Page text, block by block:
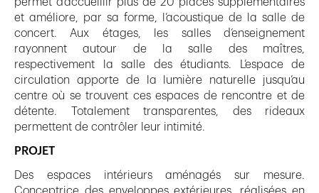
et améliore, par sa forme, l’acoustique de la salle de
concert. Aux étages, les salles d’enseignement
rayonnent autour de la salle des maîtres,
respectivement la salle des étudiants. L’espace de
circulation apporte de la lumière naturelle jusqu’au
centre où se trouvent ces espaces de rencontre et de
détente. Totalement transparentes, des rideaux
permettent de contrôler leur intimité.
PROJET
Des espaces intérieurs aménagés sur mesure.